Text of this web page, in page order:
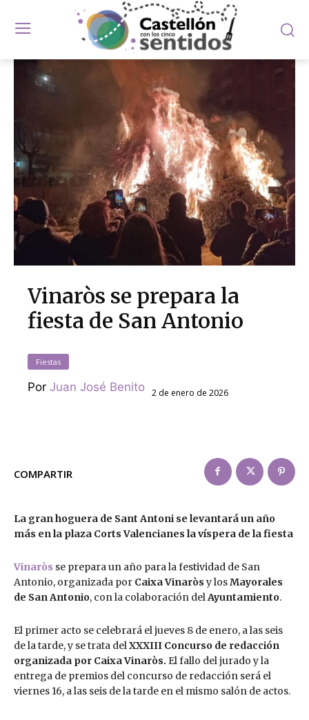
Vinaròs se prepara la
fiesta de San Antonio
Fiestas
PorJuan José Benito 2 de enero de 2026
COMPARTIR
La gran hoguera de Sant Antoni se levantará un año
más en la plaza Corts Valencianes la víspera de la fiesta
Vinaròs se prepara un año para la festividad de San
Antonio, organizada por Caixa Vinaròsy losMayorales
de San Antonio, con la colaboración del Ayuntamiento.
El primer acto se celebrará el jueves 8 de enero, a las seis
de la tarde, y se trata del XXXIII Concurso de redacción
organizada por Caixa Vinaròs. El fallo del jurado y la
entrega de premios del concurso de redacción será el
viernes 16, a las seis de la tarde en el mismo salón de actos.